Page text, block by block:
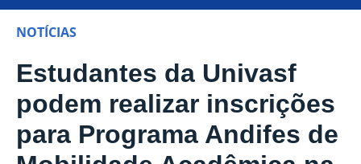
NOTÍCIAS
Estudantes da Univasf
podem realizar inscrições
para Programa Andifes de